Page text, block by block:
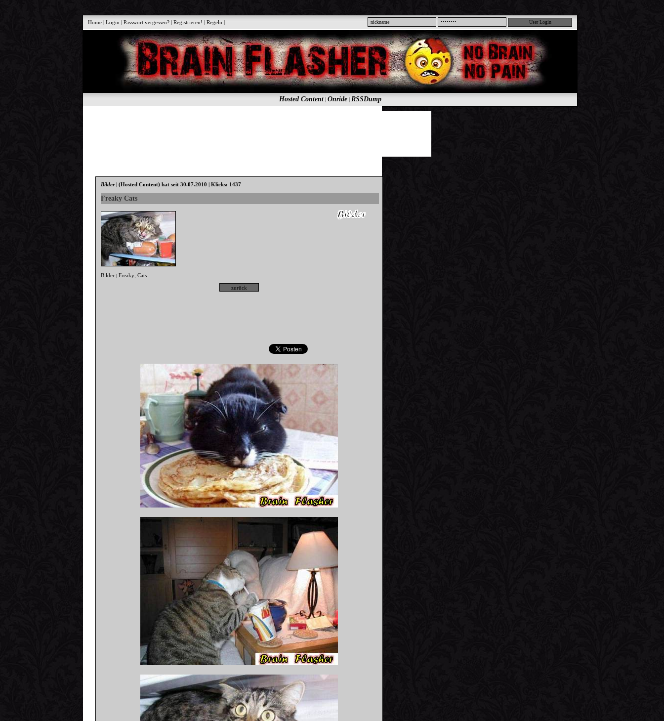
Home |Login |Passwort vergessen? |Registrieren! |Regeln |
Hosted Content| Onride| RSSDump
Bilder|(Hosted Content) hat seit 30.07.2010 | Klicks: 1437
Freaky Cats
Bilder |Freaky ,Cats